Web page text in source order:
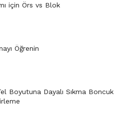
için Örs vs Blok
Öğrenin
Boyutuna Dayalı Sıkma Boncuk